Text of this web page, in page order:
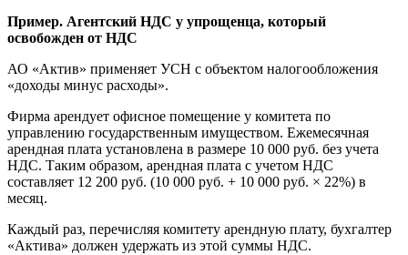
Пример. Агентский НДС у упрощенца, который
освобожден от НДС
АО «Актив» применяет УСН с объектом налогообложения
«доходы минус расходы».
Фирма арендует офисное помещение у комитета по
управлению государственным имуществом. Ежемесячная
арендная плата установлена в размере 10 000 руб. без учета
НДС. Таким образом, арендная плата с учетом НДС
составляет 12 200 руб. (10 000 руб. + 10 000 руб. × 22%) в
месяц.
Каждый раз, перечисляя комитету арендную плату, бухгалтер
«Актива» должен удержать из этой суммы НДС.